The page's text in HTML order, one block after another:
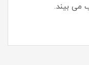
می بیند.